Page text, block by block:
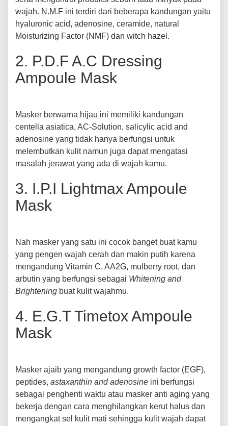
wajah. N.M.F ini terdiri dari beberapa kandungan yaitu
hyaluronic acid, adenosine, ceramide, natural
Moisturizing Factor (NMF) dan witch hazel.
2. P.D.F A.C Dressing
Ampoule Mask
Masker berwarna hijau ini memiliki kandungan
centella asiatica, AC-Solution, salicylic acid and
adenosine yang tidak hanya berfungsi untuk
melembutkan kulit namun juga dapat mengatasi
masalah jerawat yang ada di wajah kamu.
3. I.P.I Lightmax Ampoule
Mask
Nah masker yang satu ini cocok banget buat kamu
yang pengen wajah cerah dan makin putih karena
mengandung Vitamin C, AA2G, mulberry root, dan
arbutin yang berfungsi sebagai Whitening and
Brightening buat kulit wajahmu.
4. E.G.T Timetox Ampoule
Mask
Masker ajaib yang mengandung growth factor (EGF),
peptides, astaxanthin and adenosine ini berfungsi
sebagai penghenti waktu atau masker anti aging yang
bekerja dengan cara menghilangkan kerut halus dan
mengangkat sel kulit mati sehingga kulit wajah dapat